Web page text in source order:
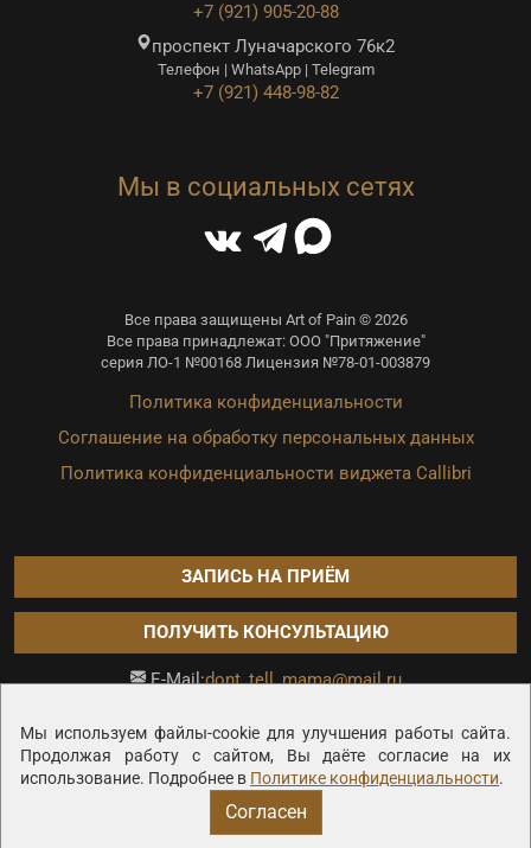
Мы используем файлы-cookie для улучшения работы сайта.
Продолжая работу с сайтом, Вы даёте согласие на их
использование. Подробнее в Политике конфиденциальности.
Согласен
+7 (921) 905-20-88
проспект Луначарского 76к2
Телефон | WhatsApp | Telegram
+7 (921) 448-98-82
Мы в социальных сетях
Все права защищены Art of Pain © 2026
Все права принадлежат: ООО "Притяжение"
серия ЛО-1 №00168 Лицензия №78-01-003879
Политика конфиденциальности
Соглашение на обработку персональных данных
Политика конфиденциальности виджета Callibri
ЗАПИСЬ НА ПРИЁМ
ПОЛУЧИТЬ КОНСУЛЬТАЦИЮ
E-Mail:dont_tell_mama@mail.ru